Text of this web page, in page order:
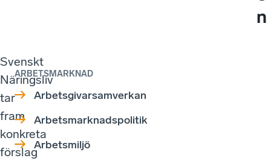
n
Svenskt
Näringsliv
tar
fram
konkreta
förslag
ARBETSMARKNAD
Arbetsgivarsamverkan
Arbetsmarknadspolitik
Arbetsmiljö